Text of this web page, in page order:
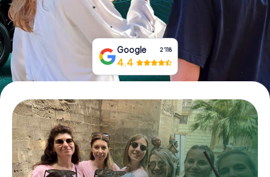
Gutscheine bestellen
Google 2‘118
4.4